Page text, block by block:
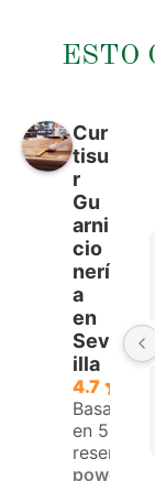
ESTO
Cur
tisu
r
Gu
arni
cio
nerí
a
en
Sev
illa
4.7
Basado
en 53
reseñas.
powered